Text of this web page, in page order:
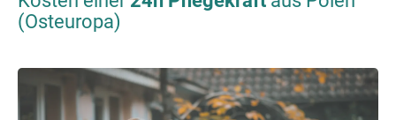
(Osteuropa)